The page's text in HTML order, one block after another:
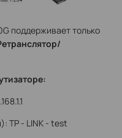
поддерживает только
TP - LINK - test